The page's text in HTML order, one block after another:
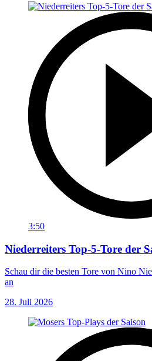
3:50
Niederreiters Top-5-Tore der
Schau dir die besten Tore von Nino
an
28. Juli 2026